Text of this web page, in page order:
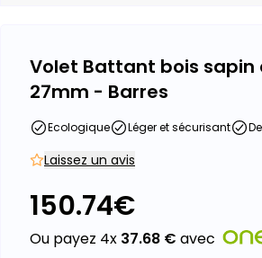
Volet Battant bois sapin
27mm - Barres
Ecologique Léger et sécurisant
Laissez un avis
150.74€
Ou payez 4x 37.68 € avec